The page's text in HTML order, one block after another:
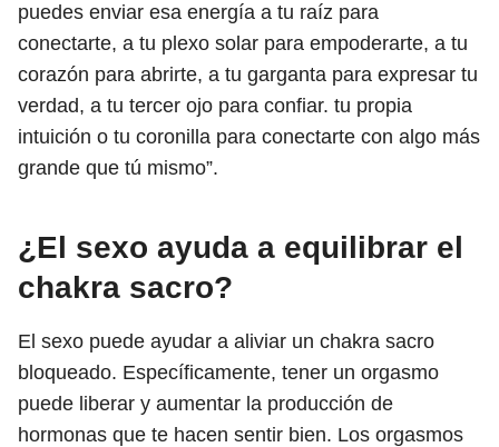
puedes enviar esa energía a tu raíz para
conectarte, a tu plexo solar para empoderarte, a tu
corazón para abrirte, a tu garganta para expresar tu
verdad, a tu tercer ojo para confiar. tu propia
intuición o tu coronilla para conectarte con algo más
grande que tú mismo”.
¿El sexo ayuda a equilibrar el
chakra sacro?
El sexo puede ayudar a aliviar un chakra sacro
bloqueado. Específicamente, tener un orgasmo
puede liberar y aumentar la producción de
hormonas que te hacen sentir bien. Los orgasmos